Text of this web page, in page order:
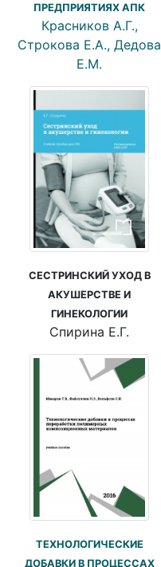
ПРЕДПРИЯТИЯХ АПК
Красников А.Г.,
Строкова Е.А., Дедова
Е.М.
СЕСТРИНСКИЙ УХОД В
АКУШЕРСТВЕ И
ГИНЕКОЛОГИИ
Спирина Е.Г.
ТЕХНОЛОГИЧЕСКИЕ
ДОБАВКИ В ПРОЦЕССАХ